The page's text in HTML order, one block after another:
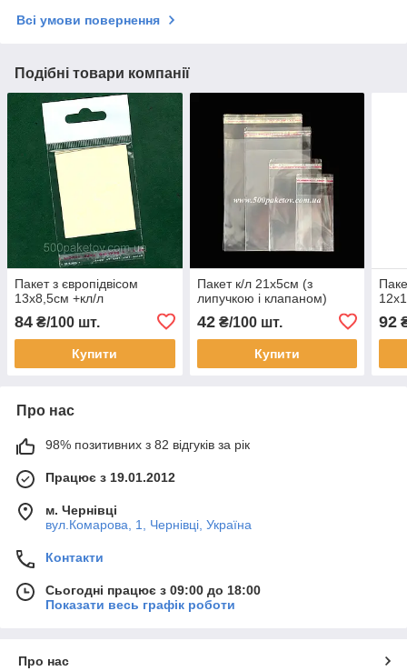
Всі умови повернення
Подібні товари компанії
Пакет з європідвісом
13х8,5см +кл/л
84 ₴/100 шт.
Купити
Пакет к/л 21х5см (з
липучкою і клапаном)
42₴/100 шт.
Купити
92
Про нас
98% позитивних з 82 відгуків за рік
Працює з 19.01.2012
м. Чернівці
вул.Комарова, 1, Чернівці, Україна
Контакти
Сьогодні працює з 09:00 до 18:00
Показати весь графік роботи
Про нас